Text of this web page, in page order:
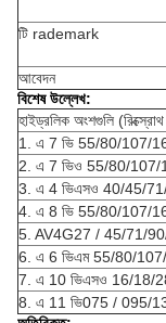
টি rademark
আবেদন
বিশেষ উল্লেখ:
হাইড্রলিক অংশগুলি
1. এ 7 ভি 55/80/107/
2. এ 7 ভিও 55/80/
3. এ 4 ভিএসও 40/45/
4. এ 8 ভি 55/80/107/
5. AV4G27 / 45/71/
6. এ 6 ভিএম 55/80/
7. এ 10 ভিএসও 16/18/
8. এ 11 ভি075 / 095/